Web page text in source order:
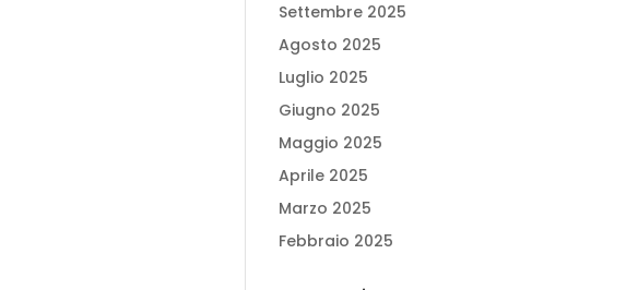
Settembre 2025
Agosto 2025
Luglio 2025
Giugno 2025
Maggio 2025
Aprile 2025
Marzo 2025
Febbraio 2025